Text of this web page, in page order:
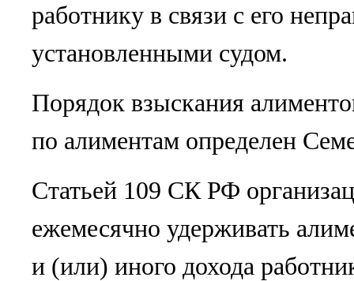
работнику в связи с его
установленными судом.
Порядок взыскания
по алиментам определен
Статьей 109 СК РФ
ежемесячно удерживать
и (или) иного дохода